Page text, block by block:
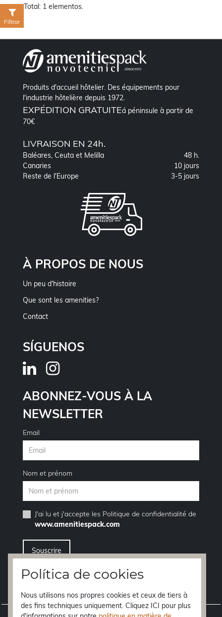
Total: 1 elementos.
Produits d'accueil hôtelier. Des équipements pour
l'industrie hôtelière depuis 1972.
EXPÉDITION GRATUITEá péninsule à partir de
70€
LIVRAISON EN 24h.
Baléares, Ceuta et Melilla
48 h.
Canaries
10 jours
Reste de l'Europe
3-5 jours
À PROPOS DE NOUS
Un peu d'histoire
Que sont les amenities?
Contact
SÍGUENOS
ABONNEZ-VOUS À LA
NEWSLETTER
Email
Nom et prénom
J'ai lu et j'accepte les Politique de confidentialité de
www.amenitiespack.com
Je veux me désinscrire de la service de newsletter
Filtrar
Política de cookies
Nous utilisons nos propres cookies et ceux de tiers à
des fins techniques uniquement. Cliquez ICI pour plus